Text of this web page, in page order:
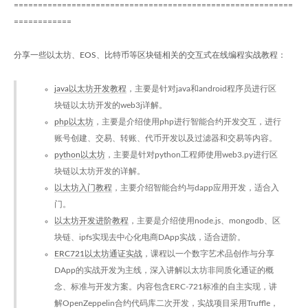
==========================================================
============
分享一些以太坊、EOS、比特币等区块链相关的交互式在线编程实战教程：
java以太坊开发教程 ，主要是针对java和android程序员进行区
块链以太坊开发的web3j详解。
php以太坊 ，主要是介绍使用php进行智能合约开发交互，进行
账号创建、交易、转账、代币开发以及过滤器和交易等内容。
python以太坊 ，主要是针对python工程师使用web3.py进行区
块链以太坊开发的详解。
以太坊入门教程 ，主要介绍智能合约与dapp应用开发，适合入
门。
以太坊开发进阶教程 ，主要是介绍使用node.js、mongodb、区
块链、ipfs实现去中心化电商DApp实战，适合进阶。
ERC721以太坊通证实战 ，课程以一个数字艺术品创作与分享
DApp的实战开发为主线，深入讲解以太坊非同质化通证的概
念、标准与开发方案。内容包含ERC-721标准的自主实现，讲
解OpenZeppelin合约代码库二次开发，实战项目采用Truffle，